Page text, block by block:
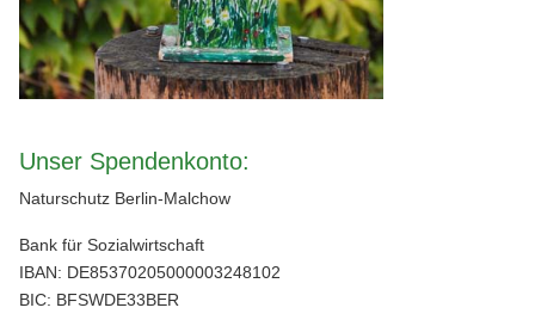
Unser Spendenkonto:
Naturschutz Berlin-Malchow
Bank für Sozialwirtschaft
IBAN: DE85370205000003248102
BIC: BFSWDE33BER